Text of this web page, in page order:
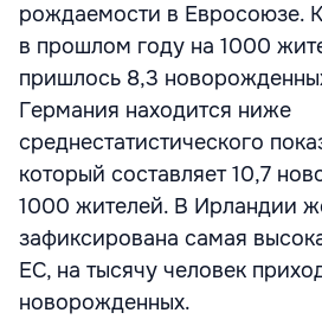
рождаемости в Евросоюзе.
в прошлом году на 1000
пришлось 8,3
Германия находится ниже
среднестатистического
который составляет 10,7
1000 жителей. В Ирландии
зафиксирована самая
ЕС, на тысячу человек
новорожденных.